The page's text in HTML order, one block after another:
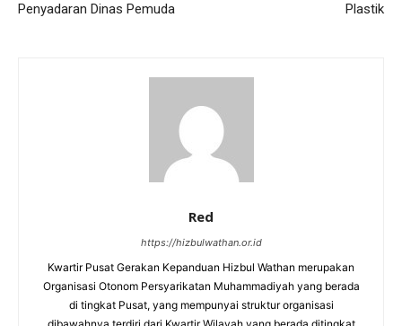
Penyadaran Dinas Pemuda
Plastik
Red
https://hizbulwathan.or.id
Kwartir Pusat Gerakan Kepanduan Hizbul Wathan merupakan
Organisasi Otonom Persyarikatan Muhammadiyah yang berada
di tingkat Pusat, yang mempunyai struktur organisasi